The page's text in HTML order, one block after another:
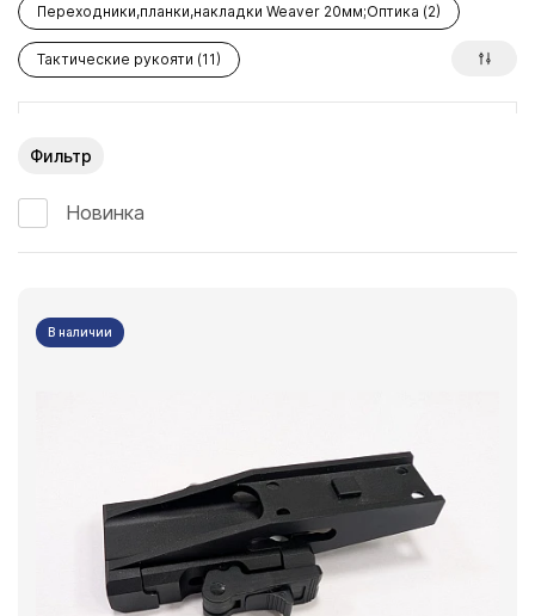
Переходники,планки,накладки Weaver 20мм;Оптика (2)
Тактические рукояти (11)
Фильтр
Новинка
В наличии